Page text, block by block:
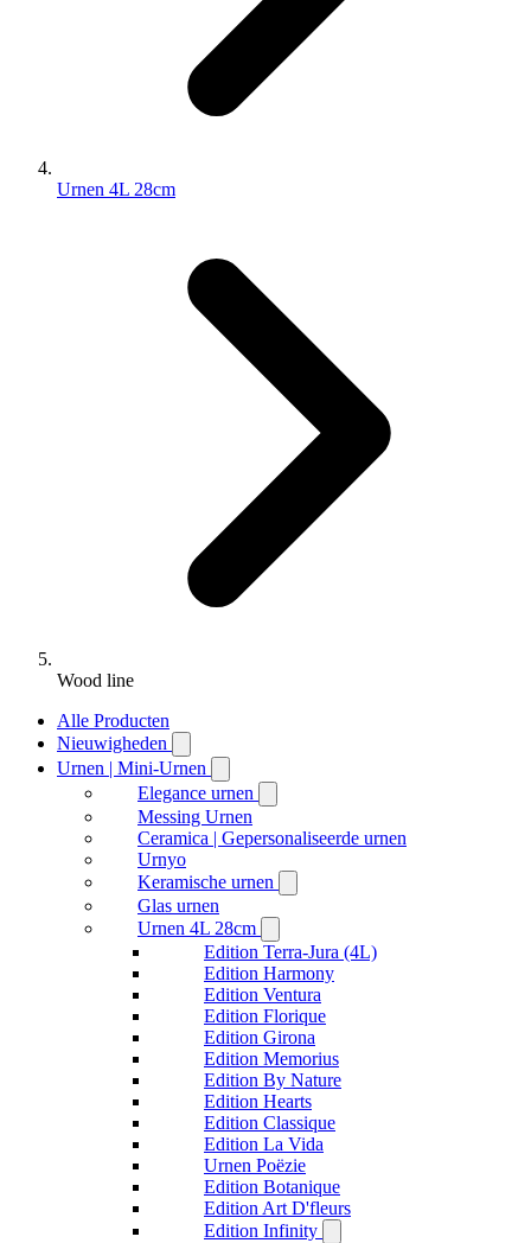
Urnen 4L 28cm
Wood line
Alle Producten
Nieuwigheden
Urnen | Mini-Urnen
Elegance urnen
Messing Urnen
Ceramica | Gepersonaliseerde urnen
Urnyo
Keramische urnen
Glas urnen
Urnen 4L 28cm
Edition Terra-Jura (4L)
Edition Harmony
Edition Ventura
Edition Florique
Edition Girona
Edition Memorius
Edition By Nature
Edition Hearts
Edition Classique
Edition La Vida
Urnen Poëzie
Edition Botanique
Edition Art D'fleurs
Edition Infinity